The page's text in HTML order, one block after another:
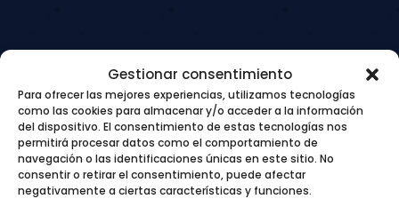
Gestionar consentimiento
Para ofrecer las mejores experiencias, utilizamos tecnologías
como las cookies para almacenar y/o acceder a la información
del dispositivo. El consentimiento de estas tecnologías nos
permitirá procesar datos como el comportamiento de
navegación o las identificaciones únicas en este sitio. No
consentir o retirar el consentimiento, puede afectar
negativamente a ciertas características y funciones.